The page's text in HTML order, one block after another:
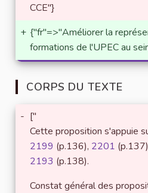
CCE"}
+ {"fr"=>"Améliorer la
formations de l'UPEC au
CORPS DU TEXTE
- ["
Cette proposition s'appuie
2199 (p.136), 2201
2193 (p.138).
Constat général des